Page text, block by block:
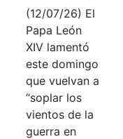
(12/07/26) El
Papa León
XIV lamentó
este domingo
que vuelvan a
“soplar los
vientos de la
guerra en